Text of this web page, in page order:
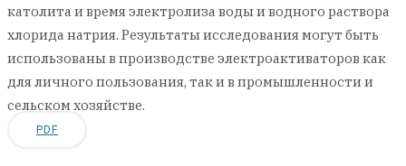
католита и время электролиза воды и водного раствора
хлорида натрия. Результаты исследования могут быть
использованы в производстве электроактиваторов как
для личного пользования, так и в промышленности и
сельском хозяйстве.
PDF